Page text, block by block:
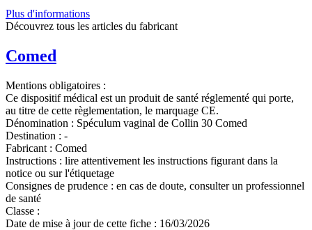
Plus d'informations
Découvrez tous les articles du fabricant
Comed
Mentions obligatoires :
Ce dispositif médical est un produit de santé réglementé qui porte,
au titre de cette règlementation, le marquage CE.
Dénomination : Spéculum vaginal de Collin 30 Comed
Destination : -
Fabricant : Comed
Instructions : lire attentivement les instructions figurant dans la
notice ou sur l'étiquetage
Consignes de prudence : en cas de doute, consulter un professionnel
de santé
Classe :
Date de mise à jour de cette fiche : 16/03/2026